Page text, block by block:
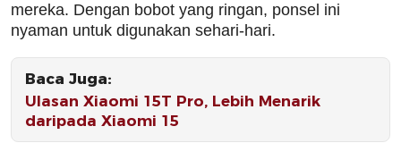
mereka. Dengan bobot yang ringan, ponsel ini
nyaman untuk digunakan sehari-hari.
Baca Juga:
Ulasan Xiaomi 15T Pro, Lebih Menarik
daripada Xiaomi 15